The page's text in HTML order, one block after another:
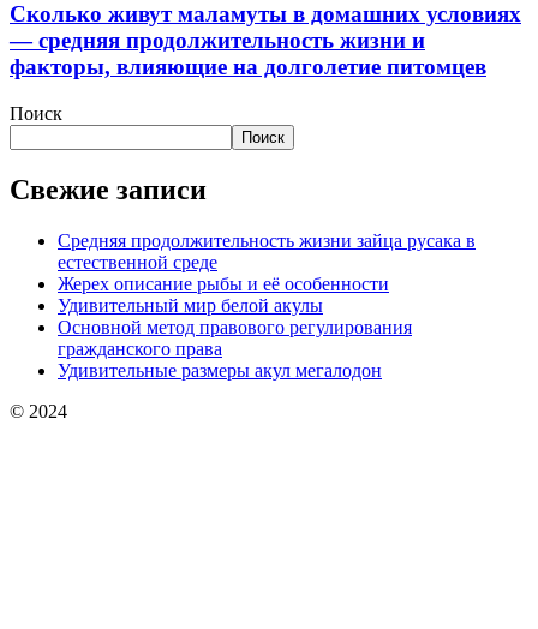
Сколько живут маламуты в домашних условиях
— средняя продолжительность жизни и
факторы, влияющие на долголетие питомцев
Поиск
Поиск
Свежие записи
Средняя продолжительность жизни зайца русака в
естественной среде
Жерех описание рыбы и её особенности
Удивительный мир белой акулы
Основной метод правового регулирования
гражданского права
Удивительные размеры акул мегалодон
© 2024